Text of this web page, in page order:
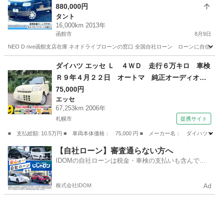
ッド 4WD 自社ローン リース 自社分割 債務
整理 自己破産 他社お断りされた方
880,000円
タント
16,000km 2013年
函館市 8月9日
NEO D rive函館支店在庫 ネオドライブローンの窓口 全国自社ローン ローンに自信
タント ローン
ダイハツ エッセ Ｌ ４ＷＤ 走行６万キロ 車検
Ｒ９年４月２２日 オートマ 純正オーディオ
キーレスキー スペアキー有 ヘッドライトレベ
ライザー 社外ＡＷ 修復歴無 （検9.4）
75,000円
エッセ
67,253km 2006年
札幌市 提携サイト
■ 支払総額: 10.5万円 ■ 車両本体価格： 75,000 円 ■ メーカー名： ダイハツ
北海道 札幌市 エッセ
【自社ローン】審査通らない方へ
IDOMの自社ローンは税金・車検の支払いも含んでい
株式会社IDOM Ad